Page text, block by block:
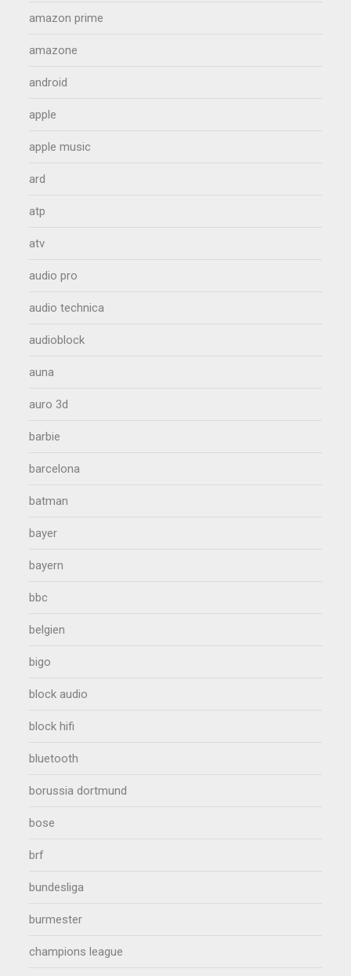
amazon prime
amazone
android
apple
apple music
ard
atp
atv
audio pro
audio technica
audioblock
auna
auro 3d
barbie
barcelona
batman
bayer
bayern
bbc
belgien
bigo
block audio
block hifi
bluetooth
borussia dortmund
bose
brf
bundesliga
burmester
champions league